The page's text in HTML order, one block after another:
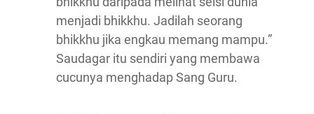
menjadi bhikkhu. Jadilah seorang
bhikkhu jika engkau memang mampu.”
Saudagar itu sendiri yang membawa
cucunya menghadap Sang Guru.